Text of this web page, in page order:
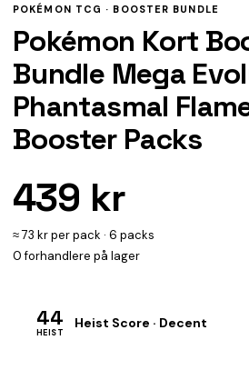
POKÉMON TCG · BOOSTER BUNDLE
Pokémon Kort
Bundle Mega
Phantasmal
Booster Packs
439 kr
≈ 73 kr per pack · 6 packs
0 forhandlere på lager
44
HEIST
Heist Score · Decent